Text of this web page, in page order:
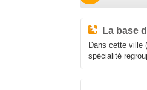
La base
Dans cette ville
spécialité